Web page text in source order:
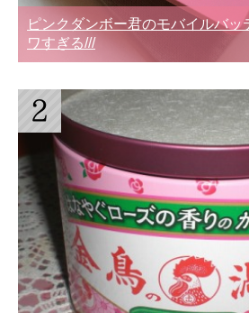
ピンクダンボー君のモバイルバッ
ワすぎる///